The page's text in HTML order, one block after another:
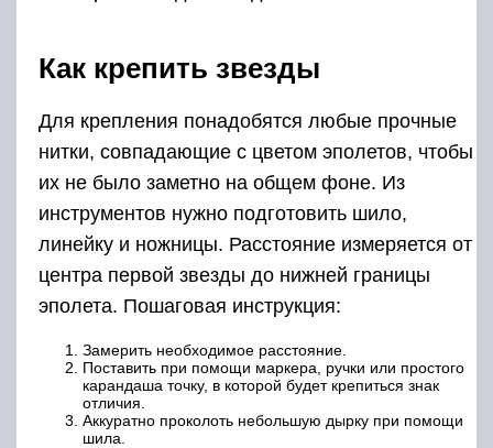
Как крепить звезды
Для крепления понадобятся любые прочные
нитки, совпадающие с цветом эполетов, чтобы
их не было заметно на общем фоне. Из
инструментов нужно подготовить шило,
линейку и ножницы. Расстояние измеряется от
центра первой звезды до нижней границы
эполета. Пошаговая инструкция:
Замерить необходимое расстояние.
Поставить при помощи маркера, ручки или простого
карандаша точку, в которой будет крепиться знак
отличия.
Аккуратно проколоть небольшую дырку при помощи
шила.